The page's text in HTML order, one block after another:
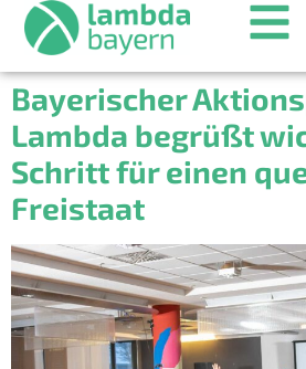
Bayerischer
Lambda begrüßt
Schritt für einen
Freistaat